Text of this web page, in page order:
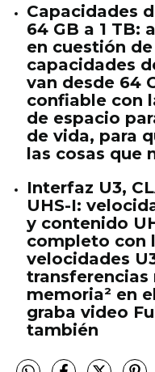
Capacidades
64 GB a 1 TB:
en cuestión
capacidades
van desde 64
confiable con
de espacio
de vida, para
las cosas que
Interfaz U3,
UHS-I:
y contenido
completo con
velocidades
transferencias
memoria² en
graba video
también